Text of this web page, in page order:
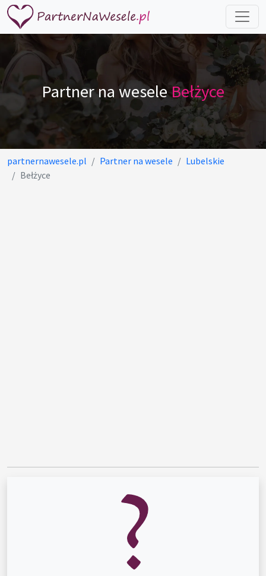
Partner na weseleBełżyce
partnernawesele.pl Partner na wesele
Lubelskie
Bełżyce